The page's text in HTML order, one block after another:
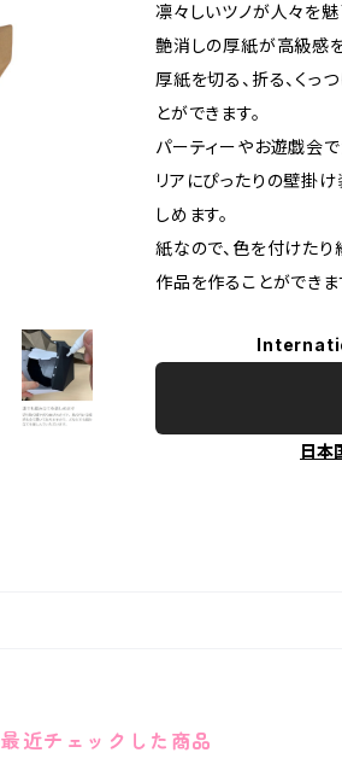
凛々しいツノが人々を魅
艶消しの厚紙が高級感を
厚紙を切る、折る、くっ
とができます。
パーティーやお遊戯会
リアにぴったりの壁掛
しめます。
紙なので、色を付けたり
作品を作ることができま
日本
最近チェックした商品